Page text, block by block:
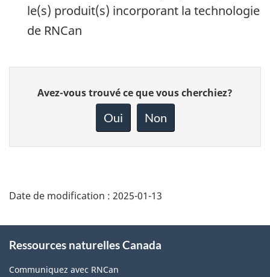
le(s) produit(s) incorporant la technologie
de RNCan
Donnez
votre
page
Avez-vous trouvé ce que vous cherchiez?
Oui Non
Date de modification : 2025-01-13
this
site
Ressources naturelles Canada
Communiquez avec RNCan